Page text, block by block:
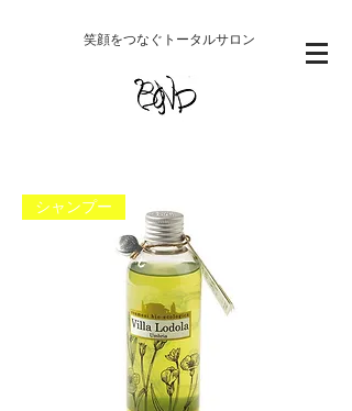
​笑顔をつなぐトータルサロン
シャンプー